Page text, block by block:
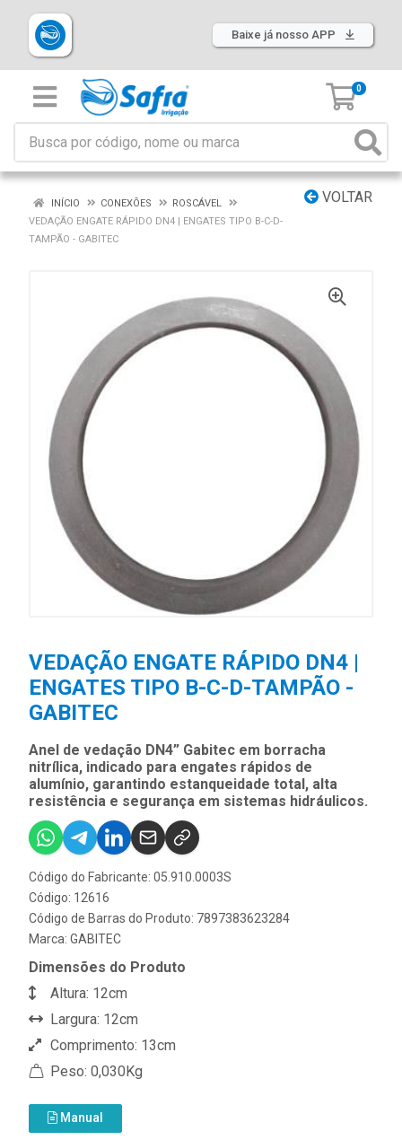
Baixe já nosso APP
0
VOLTAR
INÍCIO CONEXÕES
ROSCÁVEL
VEDAÇÃO ENGATE RÁPIDO DN4 | ENGATES TIPO B-C-D-
TAMPÃO - GABITEC
VEDAÇÃO ENGATE RÁPIDO DN4 |
ENGATES TIPO B-C-D-TAMPÃO -
GABITEC
Anel de vedação DN4” Gabitec em borracha
nitrílica, indicado para engates rápidos de
alumínio, garantindo estanqueidade total, alta
resistência e segurança em sistemas hidráulicos.
Código do Fabricante: 05.910.0003S
Código: 12616
Código de Barras do Produto: 7897383623284
Marca: GABITEC
Dimensões do Produto
Altura: 12cm
Largura: 12cm
Comprimento: 13cm
Peso: 0,030Kg
Manual